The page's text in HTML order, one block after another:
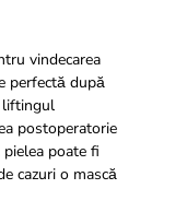
vindecarea
perfectă după
liftingul
postoperatorie
poate fi
cazuri o mască